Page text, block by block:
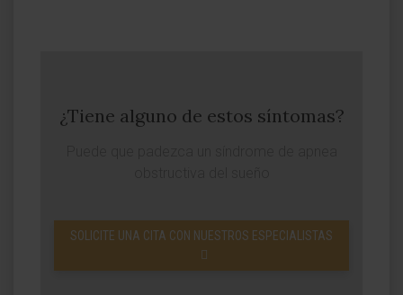
¿Tiene alguno de estos síntomas?
SOLICITE UNA CITA CON NUESTROS ESPECIALISTAS